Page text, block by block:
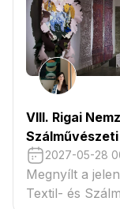
VIII. Rigai
2027-05-28
Megnyílt a
Textil- és